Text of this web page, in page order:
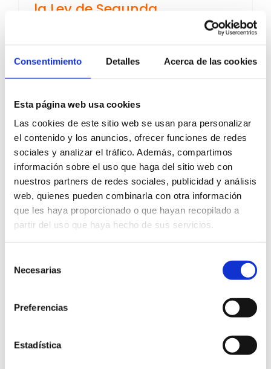
Consentimiento Detalles Acerca de las cookies
Esta página web usa cookies
Las cookies de este sitio web se usan para personalizar
el contenido y los anuncios, ofrecer funciones de redes
sociales y analizar el tráfico. Además, compartimos
información sobre el uso que haga del sitio web con
nuestros partners de redes sociales, publicidad y análisis
web, quienes pueden combinarla con otra información
que les haya proporcionado o que hayan recopilado a
partir del uso que haya hecho de sus servicios.
Necesarias
Preferencias
Estadística
la Ley de Segunda
19 de julio de 2022 | Categorías:Ley Segunda
Oportunidad
Etiquetas: cancelacion deudas
documentacion
requisitos
Muchos pequeños autónomos e incluso
particulares en ocasiones se ven [...]
Más información 0